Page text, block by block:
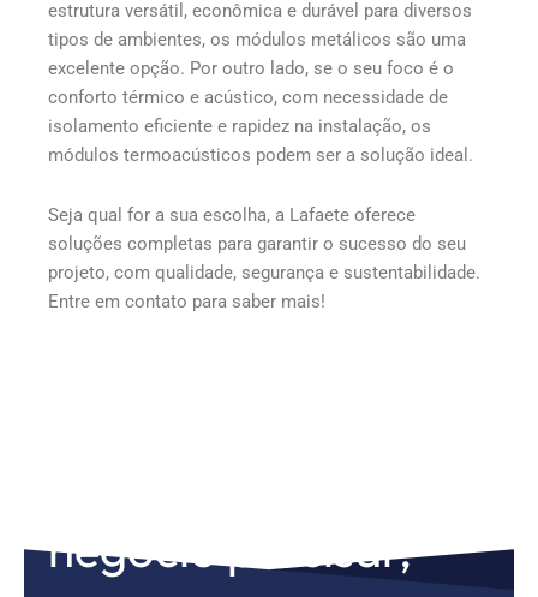
estrutura versátil, econômica e durável para diversos
tipos de ambientes, os módulos metálicos são uma
excelente opção. Por outro lado, se o seu foco é o
conforto térmico e acústico, com necessidade de
isolamento eficiente e rapidez na instalação, os
módulos termoacústicos podem ser a solução ideal.
Seja qual for a sua escolha, a Lafaete oferece
soluções completas para garantir o sucesso do seu
projeto, com qualidade, segurança e sustentabilidade.
Entre em contato para saber mais!
negócio precisar,